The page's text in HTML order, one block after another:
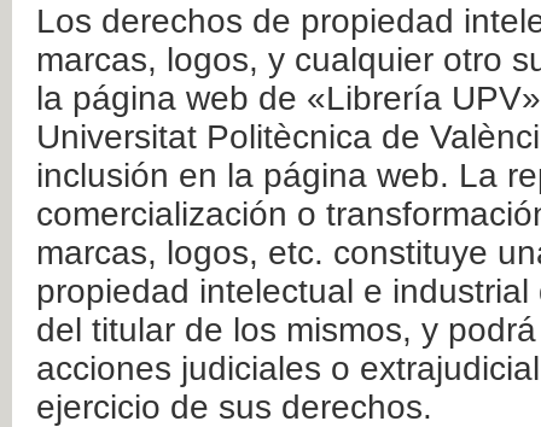
Los derechos de propiedad
marcas, logos, y cualquier otro
la página web de «Librería
Universitat Politècnica de
inclusión en la página web. La
comercialización o
marcas, logos, etc. constituye
propiedad intelectual e
del titular de los mismos, y
acciones judiciales o
ejercicio de sus derechos.